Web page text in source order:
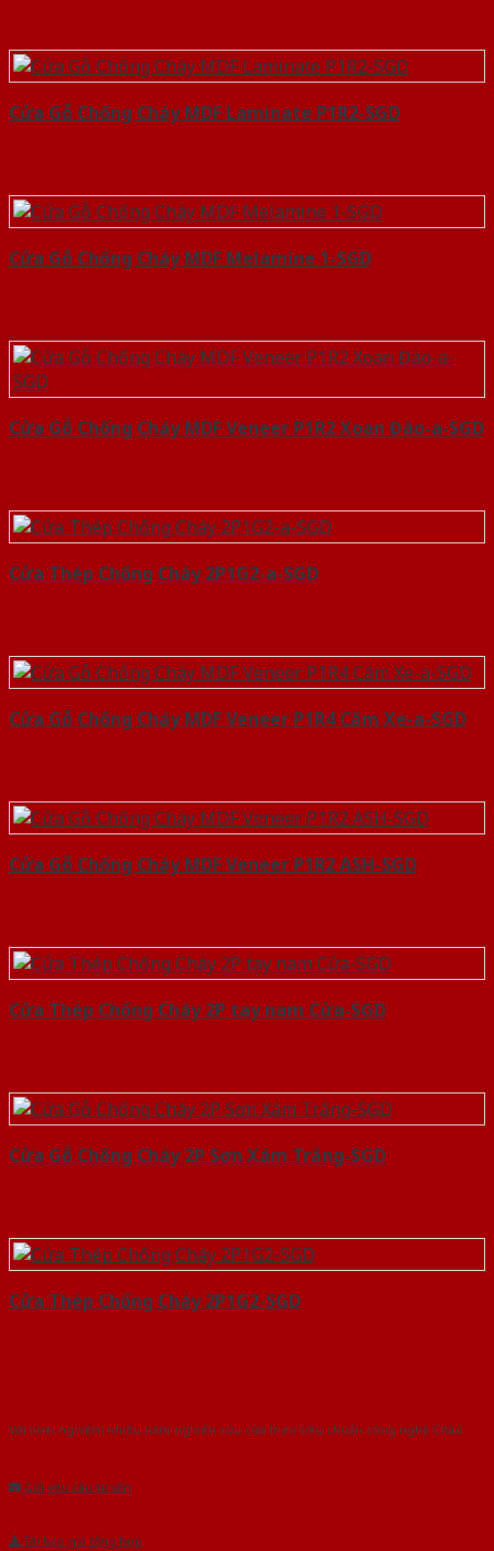
Cửa Gỗ Chống Cháy MDF Laminate P1R2-SGD
Cửa Gỗ Chống Cháy MDF Melamine 1-SGD
Cửa Gỗ Chống Cháy MDF Veneer P1R2 Xoan Đào-a-SGD
Cửa Thép Chống Cháy 2P1G2-a-SGD
Cửa Gỗ Chống Cháy MDF Veneer P1R4 Căm Xe-a-SGD
Cửa Gỗ Chống Cháy MDF Veneer P1R2 ASH-SGD
Cửa Thép Chống Cháy 2P tay nam Cửa-SGD
Cửa Gỗ Chống Cháy 2P Sơn Xám Trắng-SGD
Cửa Thép Chống Cháy 2P1G2-SGD
Với kinh nghiệm nhiêu năm nghiên cứu cửa theo tiêu chuẩn công nghệ Châu
Gửi yêu cầu tư vấn
Tải báo giá tổng hợp